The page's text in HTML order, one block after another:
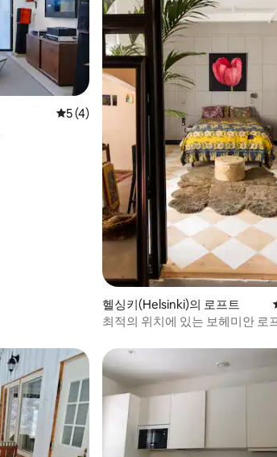
평점 5점(5점 만점), 후기 4개
5 (4)
헬싱키(Helsinki)의 로프트
최적의 위치에 있는 보헤미안 로